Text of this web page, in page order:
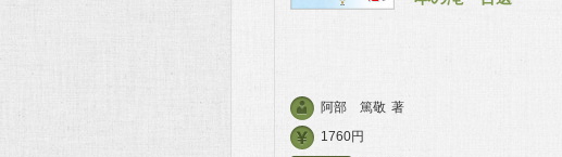
阿部 篤敬 著
1760円